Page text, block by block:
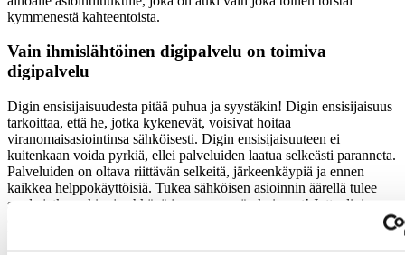
kymmenestä kahteentoista.
Vain ihmislähtöinen digipalvelu on toimiva
digipalvelu
Digin ensisijaisuudesta pitää puhua ja syystäkin! Digin ensisijaisuus
tarkoittaa, että he, jotka kykenevät, voisivat hoitaa
viranomaisasiointinsa sähköisesti. Digin ensisijaisuuteen ei
kuitenkaan voida pyrkiä, ellei palveluiden laatua selkeästi paranneta.
Palveluiden on oltava riittävän selkeitä, järkeenkäypiä ja ennen
kaikkea helppokäyttöisiä. Tukea sähköisen asioinnin äärellä tulee
saada jatkossakin, ja ehkäpä jopa enemmän kuin nyt! Jotta digin